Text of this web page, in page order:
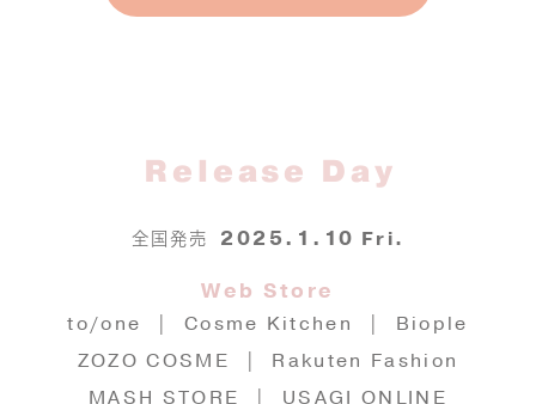
Release Day
全国発売 2025.1.10 Fri.
Web Store
to/one | Cosme Kitchen | Biople
ZOZO COSME | Rakuten Fashion
MASH STORE
USAGI ONLINE